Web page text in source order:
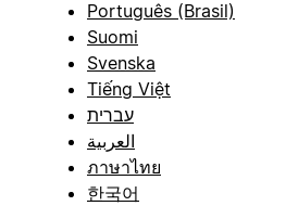
Português (Brasil)
Suomi
Svenska
Tiếng Việt
עברית
العربية
ภาษาไทย
한국어